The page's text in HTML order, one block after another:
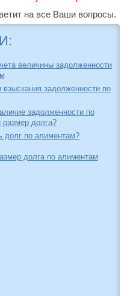
на все Ваши вопросы.
величины задолженности
взыскания задолженности по
задолженности по
долга?
долг по алиментам?
долга по алиментам